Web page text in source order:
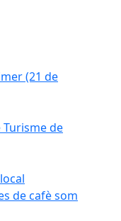
(21 de
de
de cafè som